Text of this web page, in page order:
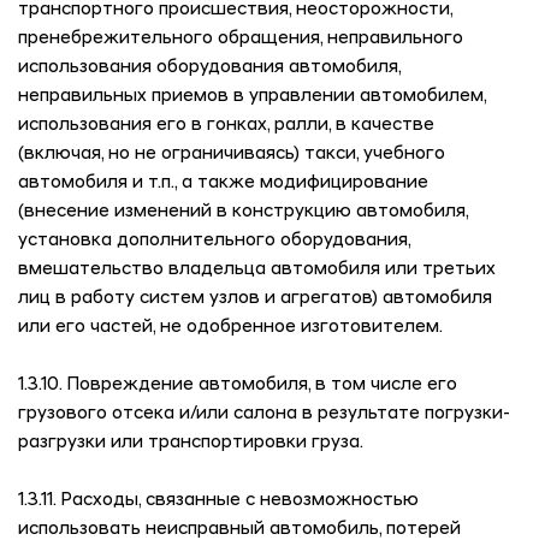
транспортного происшествия, неосторожности,
пренебрежительного обращения, неправильного
использования оборудования автомобиля,
неправильных приемов в управлении автомобилем,
использования его в гонках, ралли, в качестве
(включая, но не ограничиваясь) такси, учебного
автомобиля и т.п., а также модифицирование
(внесение изменений в конструкцию автомобиля,
установка дополнительного оборудования,
вмешательство владельца автомобиля или третьих
лиц в работу систем узлов и агрегатов) автомобиля
или его частей, не одобренное изготовителем.
1.3.10. Повреждение автомобиля, в том числе его
грузового отсека и/или салона в результате погрузки-
разгрузки или транспортировки груза.
1.3.11. Расходы, связанные с невозможностью
использовать неисправный автомобиль, потерей